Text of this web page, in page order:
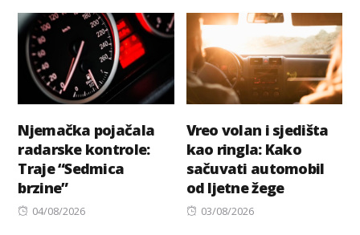
Njemačka pojačala
radarske kontrole:
Traje “Sedmica
brzine”
Posted
04/08/2026
Vreo volan i sjedišta
kao ringla: Kako
sačuvati automobil
od ljetne žege
Posted
03/08/2026